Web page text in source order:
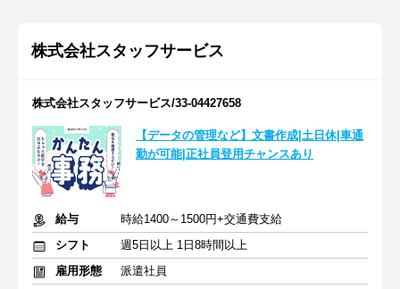
株式会社スタッフサービス
株式会社スタッフサービス/33-04427658
【データの管理など】文書作成|土日休|車通
勤が可能|正社員登用チャンスあり
給与
時給1400～1500円+交通費支給
シフト
週5日以上 1日8時間以上
雇用形態
派遣社員